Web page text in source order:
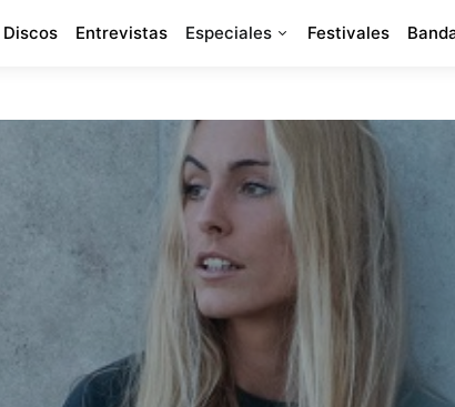
Discos Entrevistas Especiales Festivales